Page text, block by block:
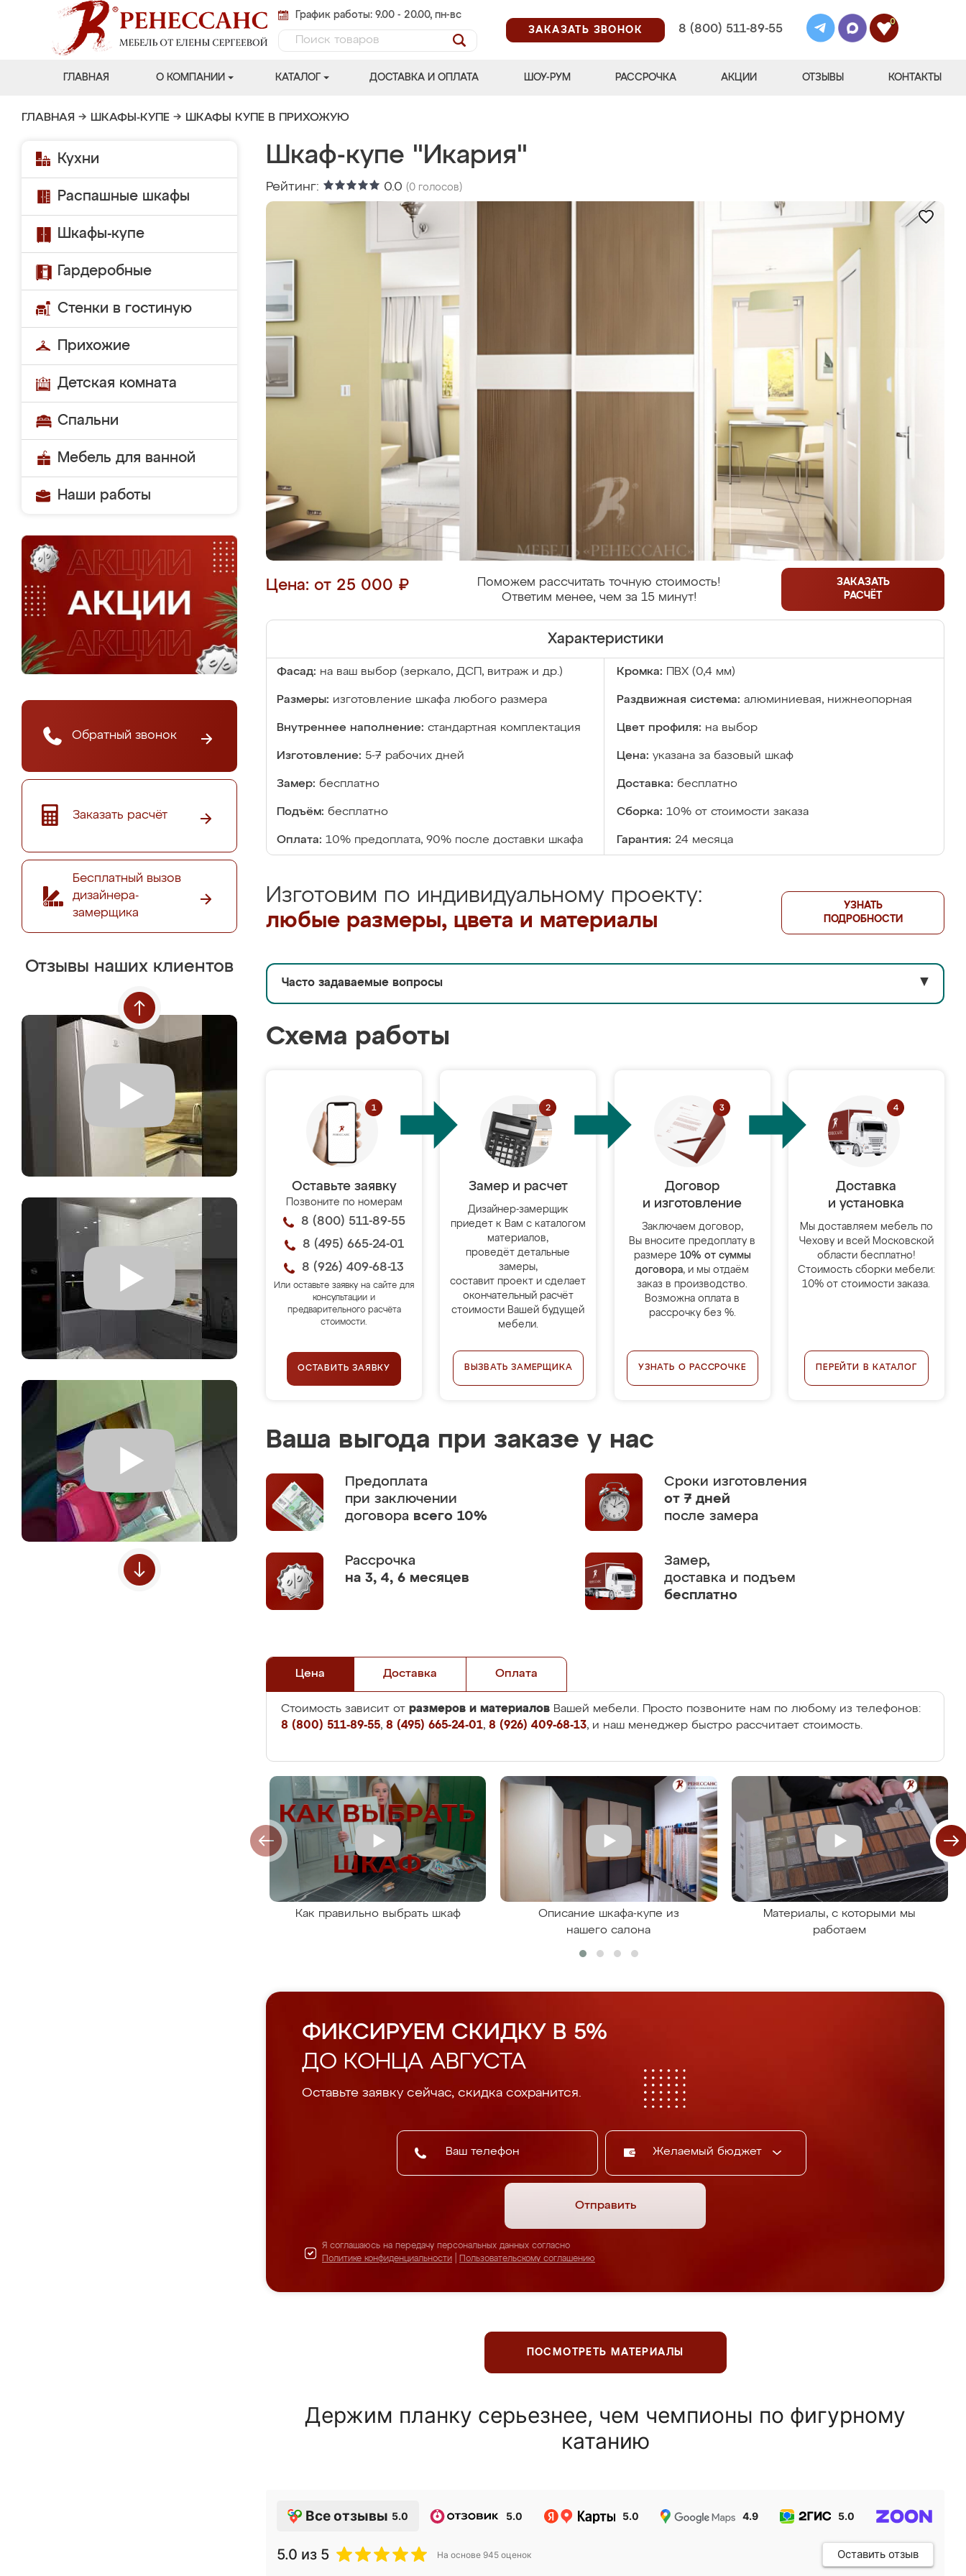
График работы: 9.00 - 20.00, пн-вс
ЗАКАЗАТЬ ЗВОНОК
8 (800) 511-89-55
0
ГЛАВНАЯ О КОМПАНИИ КАТАЛОГ ДОСТАВКА И ОПЛАТА ШОУ-РУМ РАССРОЧКА АКЦИИ ОТЗЫВЫ КОНТАКТЫ
ГЛАВНАЯ → ШКАФЫ-КУПЕ → ШКАФЫ КУПЕ В ПРИХОЖУЮ
Кухни
Распашные шкафы
Шкафы-купе
Гардеробные
Стенки в гостиную
Прихожие
Детская комната
Спальни
Мебель для ванной
Наши работы
Обратный звонок
Заказать расчёт
Бесплатный вызов
дизайнера-
замерщика
Отзывы наших клиентов
Шкаф-купе "Икария"
Рейтинг: 0.0 (0 голосов)
Цена: от 25 000 ₽
Поможем рассчитать точную стоимость!
Ответим менее, чем за 15 минут!
ЗАКАЗАТЬ
РАСЧЁТ
Характеристики
Фасад: на ваш выбор (зеркало, ДСП, витраж и др.) Кромка: ПВХ (0,4 мм)
Размеры: изготовление шкафа любого размера Раздвижная система: алюминиевая, нижнеопорная
Внутреннее наполнение: стандартная комплектация Цвет профиля: на выбор
Изготовление: 5-7 рабочих дней Цена: указана за базовый шкаф
Замер: бесплатно Доставка: бесплатно
Подъём: бесплатно Сборка: 10% от стоимости заказа
Оплата: 10% предоплата, 90% после доставки шкафа Гарантия: 24 месяца
Изготовим по индивидуальному проекту:
любые размеры, цвета и материалы
УЗНАТЬ
ПОДРОБНОСТИ
Часто задаваемые вопросы ▼
Схема работы
Оставьте заявку
Позвоните по номерам
8 (800) 511-89-55
8 (495) 665-24-01
8 (926) 409-68-13
Или оставьте заявку на сайте для
консультации и
предварительного расчёта
стоимости.
ОСТАВИТЬ ЗАЯВКУ
Замер и расчет
Дизайнер-замерщик
приедет к Вам с каталогом
материалов,
проведёт детальные
замеры,
составит проект и сделает
окончательный расчёт
стоимости Вашей будущей
мебели.
ВЫЗВАТЬ ЗАМЕРЩИКА
Договор
и изготовление
Заключаем договор,
Вы вносите предоплату в
размере 10% от суммы
договора, и мы отдаём
заказ в производство.
Возможна оплата в
рассрочку без %.
УЗНАТЬ О РАССРОЧКЕ
Доставка
и установка
Мы доставляем мебель по
Чехову и всей Московской
области бесплатно!
Стоимость сборки мебели:
10% от стоимости заказа.
ПЕРЕЙТИ В КАТАЛОГ
Ваша выгода при заказе у нас
Предоплата
при заключении
договора всего 10%
Сроки изготовления
от 7 дней
после замера
Рассрочка
на 3, 4, 6 месяцев
Замер,
доставка и подъем
бесплатно
Цена Доставка Оплата
Стоимость зависит от размеров и материалов Вашей мебели. Просто позвоните нам по любому из телефонов:
8 (800) 511-89-55, 8 (495) 665-24-01, 8 (926) 409-68-13, и наш менеджер быстро рассчитает стоимость.
Как правильно выбрать шкаф
Описание шкафа-купе из
нашего салона
Материалы, с которыми мы
работаем
ФИКСИРУЕМ СКИДКУ В 5%
ДО КОНЦА АВГУСТА
Оставьте заявку сейчас, скидка сохранится.
Желаемый бюджет
Отправить
Я соглашаюсь на передачу персональных данных согласно
Политике конфиденциальности
Пользовательскому соглашению
ПОСМОТРЕТЬ МАТЕРИАЛЫ
Держим планку серьезнее, чем чемпионы по фигурному
катанию
Все отзывы 5.0 5.0 5.0 4.9 5.0
5.0 из 5 На основе 945 оценок Оставить отзыв